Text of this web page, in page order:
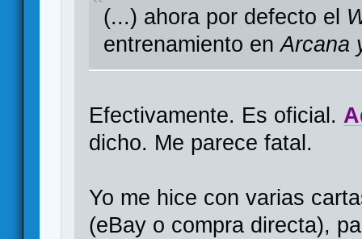
(...) ahora por defecto el
entrenamiento enArcana
Efectivamente. Es oficial.
dicho. Me parece fatal.
Yo me hice con varias
(eBay o compra directa),